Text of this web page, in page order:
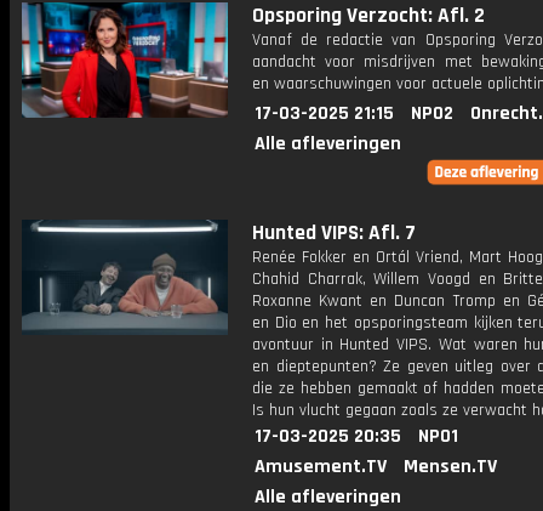
Opsporing Verzocht: Afl. 2
Vanaf de redactie van Opsporing
aandacht voor misdrijven met
en waarschuwingen voor actuele
17-03-2025 21:15 NPO2
Alle afleveringen
Hunted VIPS: Afl. 7
Renée Fokker en Ortál Vriend, Mart
Chahid Charrak, Willem Voogd en
Roxanne Kwant en Duncan Tromp en
en Dio en het opsporingsteam kijken
avontuur in Hunted VIPS. Wat waren
en dieptepunten? Ze geven uitleg over
die ze hebben gemaakt of hadden
Is hun vlucht gegaan zoals ze verwacht
17-03-2025 20:35
NPO1
Amusement.TV
Mensen.TV
Alle afleveringen